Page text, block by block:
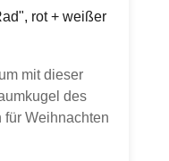
rot + weißer
mit dieser
des
für Weihnachten